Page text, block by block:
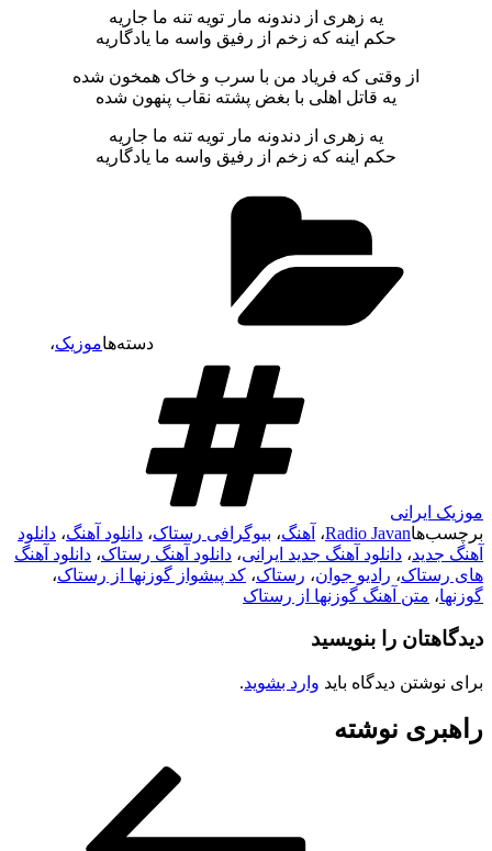
یه زهری از دندونه مار تویه تنه ما جاریه
حکم اینه که زخم از رفیق واسه ما یادگاریه
از وقتی که فریاد من با سرب و خاک همخون شده
یه قاتل اهلی با بغض پشته نقاب پنهون شده
یه زهری از دندونه مار تویه تنه ما جاریه
حکم اینه که زخم از رفیق واسه ما یادگاریه
دسته‌هاموزیک،
موزیک ایرانی
برچسب‌هاRadio Javan، آهنگ، بیوگرافی رستاک، دانلود آهنگ، دانلود
آهنگ جدید، دانلود آهنگ جدید ایرانی، دانلود آهنگ رستاک، دانلود آهنگ
های رستاک، رادیو جوان، رستاک، کد پیشواز گوزنها از رستاک،
گوزنها، متن آهنگ گوزنها از رستاک
دیدگاهتان را بنویسید
برای نوشتن دیدگاه باید وارد بشوید.
راهبری نوشته